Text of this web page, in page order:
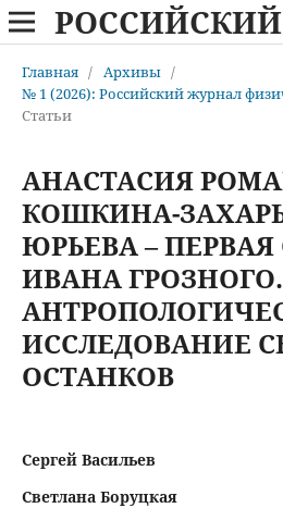
Главная / Архивы /
№ 1 (2026): Российский журнал
Статьи
АНАСТАСИЯ
КОШКИНА-
ЮРЬЕВА – ПЕРВАЯ
ИВАНА ГРОЗНОГО.
ИССЛЕДОВАНИЕ
ОСТАНКОВ
Сергей Васильев
Светлана Боруцкая